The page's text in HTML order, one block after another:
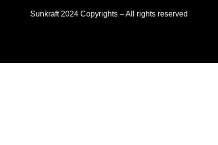
Sunkraft 2024 Copyrights – All rights reserved